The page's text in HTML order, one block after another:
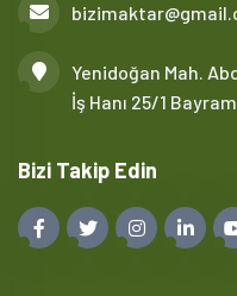
Yenidoğan Mah.
İş Hanı 25/1
Bizi Takip Edin